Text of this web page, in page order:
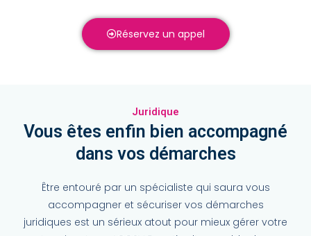
Réservez un appel
Juridique
Vous êtes enfin bien accompagné
dans vos démarches
Être entouré par un spécialiste qui saura vous
accompagner et sécuriser vos démarches
juridiques est un sérieux atout pour mieux gérer votre